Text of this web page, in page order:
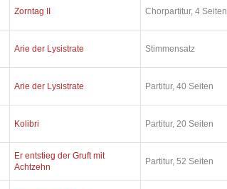
Zorntag II Chorpartitur, 4 Seiten
Arie der Lysistrate Stimmensatz
Arie der Lysistrate Partitur, 40 Seiten
Kolibri Partitur, 20 Seiten
Er entstieg der Gruft mit
Achtzehn
Partitur, 52 Seiten